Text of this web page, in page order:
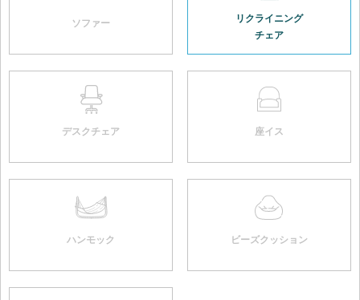
ソファー
リクライニング
チェア
デスクチェア 座イス
ハンモック ビーズクッション